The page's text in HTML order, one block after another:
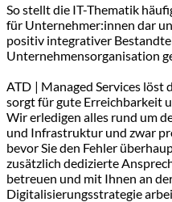
So stellt die IT-Thematik
für Unternehmer:innen dar
positiv integrativer
Unternehmensorganisation
ATD | Managed Services löst
sorgt für gute Erreichbarkeit
Wir erledigen alles rund um
und Infrastruktur und zwar
bevor Sie den Fehler
zusätzlich dedizierte
betreuen und mit Ihnen an
Digitalisierungsstrategie